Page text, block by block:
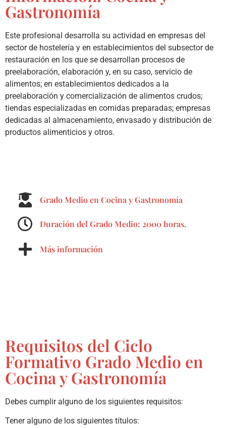
Gastronomía
Este profesional desarrolla su actividad en empresas del
sector de hostelería y en establecimientos del subsector de
restauración en los que se desarrollan procesos de
preelaboración, elaboración y, en su caso, servicio de
alimentos; en establecimientos dedicados a la
preelaboración y comercialización de alimentos crudos;
tiendas especializadas en comidas preparadas; empresas
dedicadas al almacenamiento, envasado y distribución de
productos alimenticios y otros.
Grado Medio en Cocina y Gastronomía
Duración del Grado Medio: 2000 horas.
Más información
Requisitos del Ciclo
Formativo Grado Medio en
Cocina y Gastronomía
Debes cumplir alguno de los siguientes requisitos:
Tener alguno de los siguientes títulos: